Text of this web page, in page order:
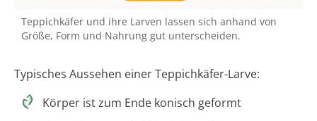
Teppichkäfer und ihre Larven lassen sich anhand von
Größe, Form und Nahrung gut unterscheiden.
Typisches Aussehen einer Teppichkäfer-Larve:
Körper ist zum Ende konisch geformt